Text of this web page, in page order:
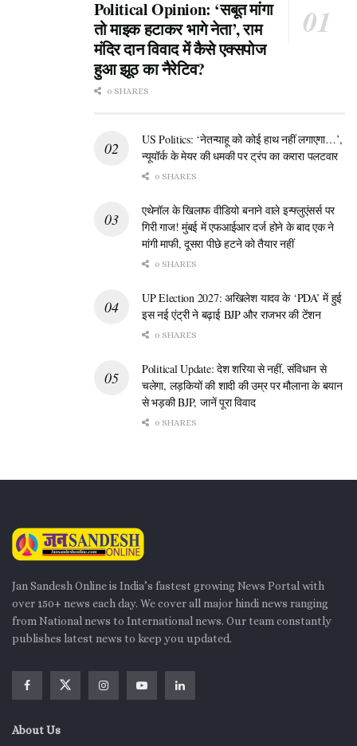
Political Opinion: ‘सबूत मांगा
तो माइक हटाकर भागे नेता’, राम
मंदिर दान विवाद में कैसे एक्सपोज
हुआ झूठ का नैरेटिव?
0 SHARES
US Politics: ‘नेतन्याहू को कोई हाथ नहीं लगाएगा…’,
न्यूयॉर्क के मेयर की धमकी पर ट्रंप का करारा पलटवार
0 SHARES
एथेनॉल के खिलाफ वीडियो बनाने वाले इन्फ्लुएंसर्स पर
गिरी गाज! मुंबई में एफआईआर दर्ज होने के बाद एक ने
मांगी माफी, दूसरा पीछे हटने को तैयार नहीं
0 SHARES
UP Election 2027: अखिलेश यादव के ‘PDA’ में हुई
इस नई एंट्री ने बढ़ाई BJP और राजभर की टेंशन
0 SHARES
Political Update: देश शरिया से नहीं, संविधान से
चलेगा, लड़कियों की शादी की उम्र पर मौलाना के बयान
से भड़की BJP, जानें पूरा विवाद
0 SHARES
Jan Sandesh Online is India’s fastest growing News Portal with
over 150+ news each day. We cover all major hindi news ranging
from National news to International news. Our team constantly
publishes latest news to keep you updated.
About Us